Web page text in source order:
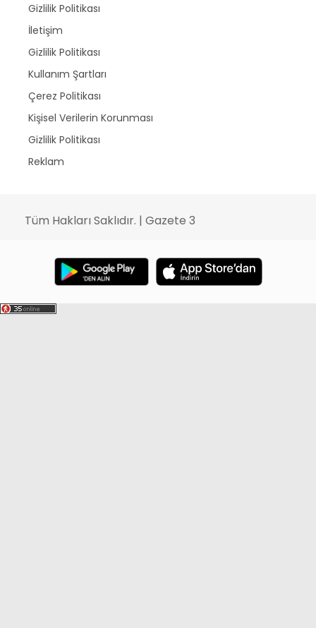
Gizlilik Politikası
İletişim
Gizlilik Politikası
Kullanım Şartları
Çerez Politikası
Kişisel Verilerin Korunması
Gizlilik Politikası
Reklam
Tüm Hakları Saklıdır. | Gazete 3